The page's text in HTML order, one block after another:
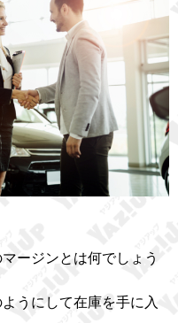
ージンとは何でしょう
うにして在庫を手に入